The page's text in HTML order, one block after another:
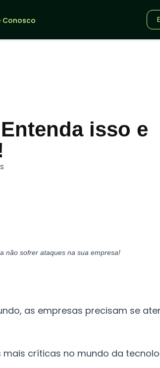
Conosco
isso e
não sofrer ataques na sua empresa!
as empresas precisam se
críticas no mundo da